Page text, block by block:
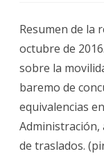
Resumen de la
octubre de
sobre la
baremo de
equivalencias
de traslados.